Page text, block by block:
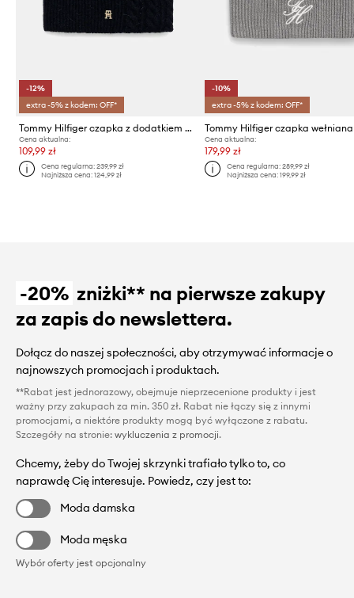
-12%
extra -5% z kodem: OFF*
Tommy Hilfiger czapka z dodatkiem wełny
Cena aktualna:
109,99 zł
Cena regularna:239,99 zł
Najniższa cena:124,99 zł
-10%
extra -5% z kodem: OFF*
Tommy Hilfiger czapka wełniana
Cena aktualna:
179,99 zł
Cena regularna: 289,99 zł
Najniższa cena: 199,99 zł
-20% zniżki** na pierwsze zakupy
za zapis do newslettera.
Dołącz do naszej społeczności, aby otrzymywać informacje o
najnowszych promocjach i produktach.
**Rabat jest jednorazowy, obejmuje nieprzecenione produkty i jest
ważny przy zakupach za min. 350 zł. Rabat nie łączy się z innymi
promocjami, a niektóre produkty mogą być wyłączone z rabatu.
Szczegóły na stronie: wykluczenia z promocji.
Chcemy, żeby do Twojej skrzynki trafiało tylko to, co
naprawdę Cię interesuje. Powiedz, czy jest to:
Moda damska
Moda męska
Wybór oferty jest opcjonalny